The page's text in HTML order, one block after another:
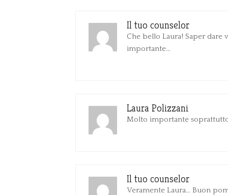
Il tuo counselor
Che bello Laura! Saper dare
importante…
Laura Polizzani
Molto importante
Il tuo counselor
Veramente Laura… Buon